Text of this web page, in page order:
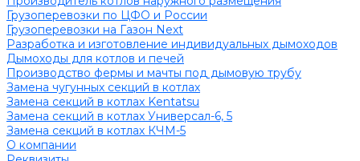
Грузоперевозки по ЦФО и России
Грузоперевозки на Газон Next
Разработка и изготовление индивидуальных дымоходов
Дымоходы для котлов и печей
Производство фермы и мачты под дымовую трубу
Замена чугунных секций в котлах
Замена секций в котлах Kentatsu
Замена секций в котлах Универсал-6, 5
Замена секций в котлах КЧМ-5
О компании